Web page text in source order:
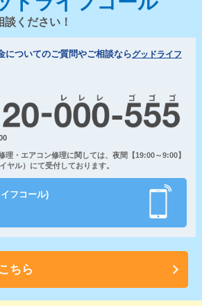
談ください！
についてのご質問やご相談ならグッドライフ
・エアコン修理に関しては、夜間【19:00～9:00】
ヤル）にて受付しております。
フコール)
ちら